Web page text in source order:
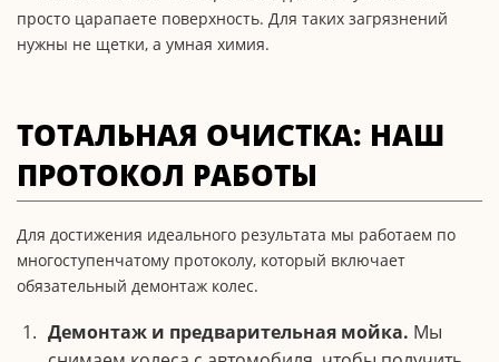
просто царапаете поверхность. Для таких загрязнений
нужны не щетки, а умная химия.
ТОТАЛЬНАЯ ОЧИСТКА: НАШ
ПРОТОКОЛ РАБОТЫ
Для достижения идеального результата мы работаем по
многоступенчатому протоколу, который включает
обязательный демонтаж колес.
Демонтаж и предварительная мойка. Мы